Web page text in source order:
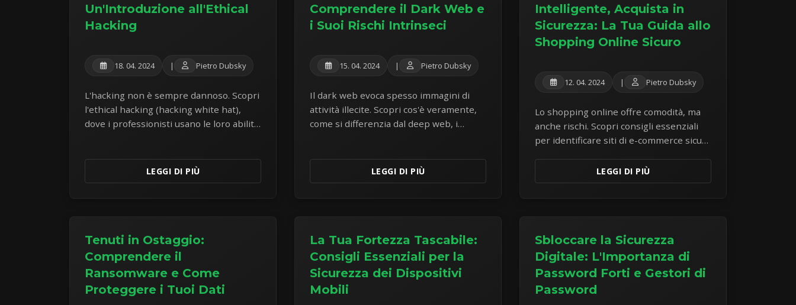
Un'Introduzione all'Ethical
Hacking
18. 04. 2024 | Pietro Dubsky
L'hacking non è sempre dannoso. Scopri
l'ethical hacking (hacking white hat),
dove i professionisti usano le loro abilità
possano sfruttarle.LEGGI DI PIÙ
Comprendere il Dark Web e
i Suoi Rischi Intrinseci
15. 04. 2024 | Pietro Dubsky
Il dark web evoca spesso immagini di
attività illecite. Scopri cos'è veramente,
come si differenzia dal deep web, i
LEGGI DI PIÙ
Intelligente, Acquista in
Sicurezza: La Tua Guida allo
Shopping Online Sicuro
12. 04. 2024 | Pietro Dubsky
Lo shopping online offre comodità, ma
anche rischi. Scopri consigli essenziali
per identificare siti di e-commerce sicuri,
evitare le comuni truffe di shopping.
LEGGI DI PIÙ
Tenuti in Ostaggio:
Comprendere il
Ransomware e Come
Proteggere i Tuoi Dati
La Tua Fortezza Tascabile:
Consigli Essenziali per la
Sicurezza dei Dispositivi
Mobili
Sbloccare la Sicurezza
Digitale: L'Importanza di
Password Forti e Gestori di
Password